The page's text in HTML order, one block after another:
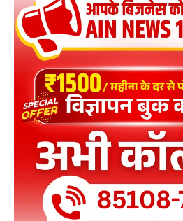
01:54
पंजाब: अग्निवीर भर्ती के नाम पर
भंडाफोड़, दो आरोपी गिरफ्तार
गाजियाबाद: ACP जियाउद्दीन
श्रद्धालुओं को बांटा जल
00:19